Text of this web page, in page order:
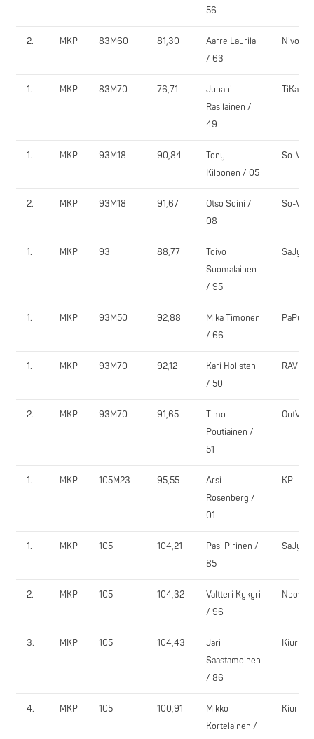
56
2. MKP 83M60 81,30
Aarre Laurila
/ 63
Nivo
1. MKP 83M70 76,71
Juhani
Rasilainen /
49
TiKa
1. MKP 93M18 90,84
Tony
Kilponen / 05
So-Vi
2. MKP 93M18 91,67
Otso Soini /
08
So-Vi
1. MKP 93 88,77
Toivo
Suomalainen
/ 95
SaJy
1. MKP 93M50 92,88
Mika Timonen
/ 66
PaPu
1. MKP 93M70 92,12
Kari Hollsten
/ 50
RAV
2. MKP 93M70 91,65
Timo
Poutiainen /
51
OutVe
1. MKP 105M23 95,55
Arsi
Rosenberg /
01
KP
1. MKP 105 104,21
Pasi Pirinen /
85
SaJy
2. MKP 105 104,32
Valtteri Kykyri
/ 96
Npower
3. MKP 105 104,43
Jari
Saastamoinen
/ 86
KiurU
4. MKP 105 100,91
Mikko
Kortelainen /
KiurU